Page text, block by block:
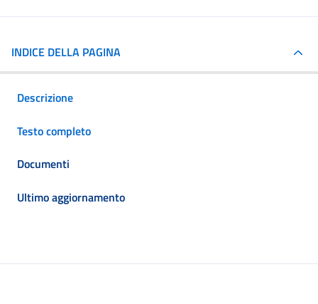
INDICE DELLA PAGINA
Descrizione
Testo completo
Documenti
Ultimo aggiornamento